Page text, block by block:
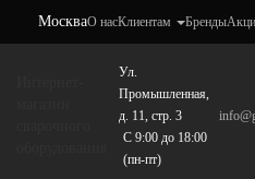
МоскваО насКлиентам Бренды
Ул.
Промышленная,
д. 11, стр. 3
C 9:00 до 18:00
(пн-пт)